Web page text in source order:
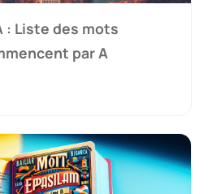
: Liste des mots
par A